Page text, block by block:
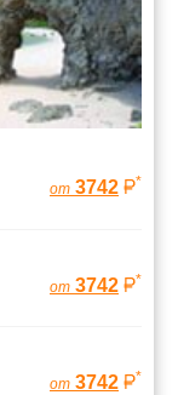
от 3742 *
от 3742 *
от 3742 *